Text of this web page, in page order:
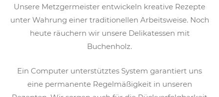
Unsere Metzgermeister entwickeln kreative Rezepte
unter Wahrung einer traditionellen Arbeitsweise. Noch
heute räuchern wir unsere Delikatessen mit
Buchenholz.
Ein Computer unterstütztes System garantiert uns
eine permanente Regelmäßigkeit in unseren